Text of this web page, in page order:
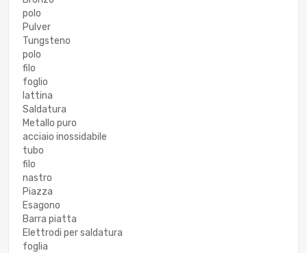
polo
Pulver
Tungsteno
polo
filo
foglio
lattina
Saldatura
Metallo puro
acciaio inossidabile
tubo
filo
nastro
Piazza
Esagono
Barra piatta
Elettrodi per saldatura
foglia